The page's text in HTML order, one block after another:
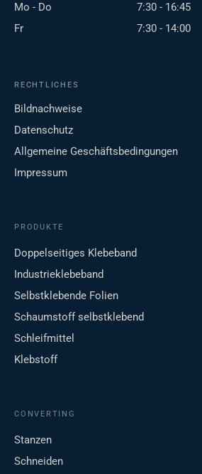
Mo - Do
7:30 - 16:45
Fr
7:30 - 14:00
RECHTLICHES
Bildnachweise
Datenschutz
Allgemeine Geschäftsbedingungen
Impressum
PRODUKTE
Doppelseitiges Klebeband
Industrieklebeband
Selbstklebende Folien
Schaumstoff selbstklebend
Schleifmittel
Klebstoff
CONVERTING
Stanzen
Schneiden